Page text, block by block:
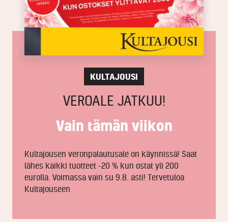
KULTAJOUSI
VEROALE JATKUU!
Vain tämän viikon
Kultajousen veronpalautusale on käynnissä! Saat
lähes kaikki tuotteet -20 % kun ostat yli 200
eurolla. Voimassa vain su 9.8. asti! Tervetuloa
Kultajouseen